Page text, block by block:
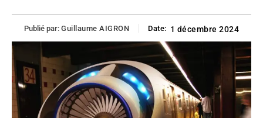
Publié par: Guillaume AIGRON Date: 1 décembre 2024